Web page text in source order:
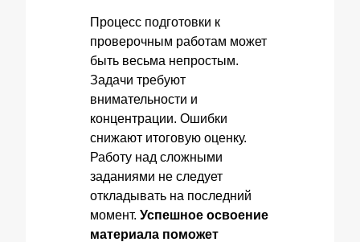
Процесс подготовки к
проверочным работам может
быть весьма непростым.
Задачи требуют
внимательности и
концентрации. Ошибки
снижают итоговую оценку.
Работу над сложными
заданиями не следует
откладывать на последний
момент. Успешное освоение
материала поможет